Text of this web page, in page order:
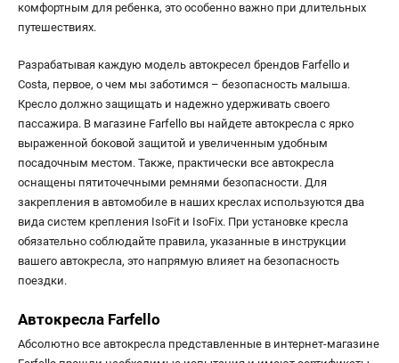
комфортным для ребенка, это особенно важно при длительных
путешествиях.
Разрабатывая каждую модель автокресел брендов Farfello и
Costa, первое, о чем мы заботимся – безопасность малыша.
Кресло должно защищать и надежно удерживать своего
пассажира. В магазине Farfello вы найдете автокресла с ярко
выраженной боковой защитой и увеличенным удобным
посадочным местом. Также, практически все автокресла
оснащены пятиточечными ремнями безопасности. Для
закрепления в автомобиле в наших креслах используются два
вида систем крепления IsoFit и IsoFix. При установке кресла
обязательно соблюдайте правила, указанные в инструкции
вашего автокресла, это напрямую влияет на безопасность
поездки.
Автокресла Farfello
Абсолютно все автокресла представленные в интернет-магазине